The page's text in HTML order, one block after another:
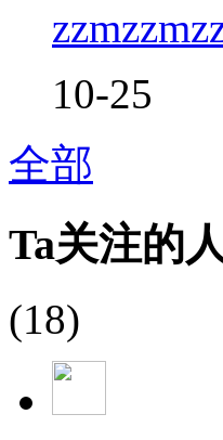
10-25
全部
Ta关注的人
(18)